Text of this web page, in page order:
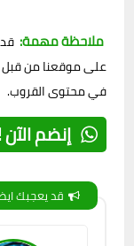
ملاحظة مهمة:
على موقعنا من قبل
في محتوى القروب.
إنضم الآن
قد يعجبك